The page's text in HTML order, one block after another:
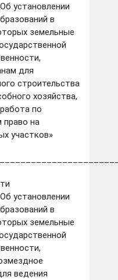
установлении
в
земельные
для
строительства
хозяйства,
по
на
участков»
установлении
в
земельные
ведения